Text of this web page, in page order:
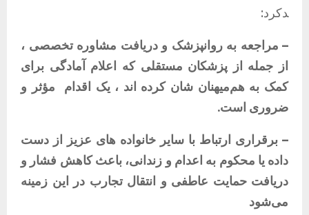
دکرد:
– مراجعه به روانپزشک و دریافت مشاوره تخصصی ،
از
جمله از پزشکان مستقلی که اعلام آمادگی برای
کمک به هم‌میهنان شان کرده اند ، یک اقدام مؤثر
و
ضروری است.
– برقراری ارتباط با سایر خانواده های عزیز از دست
داده یا محکوم به اعدام و زندانی، باعث کاهش فشار و
دریافت حمایت عاطفی و انتقال تجارب در این زمینه
می‌شود